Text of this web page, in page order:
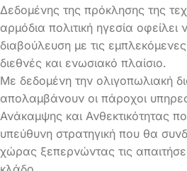
Δεδομένης της πρόκλησης της
αρμόδια πολιτική ηγεσία
διαβούλευση με τις
διεθνές και ενωσιακό πλαίσιο.
Με δεδομένη την ολιγοπωλιακή
απολαμβάνουν οι πάροχοι
Ανάκαμψης και Ανθεκτικότητας
υπεύθυνη στρατηγική που θα
χώρας ξεπερνώντας τις